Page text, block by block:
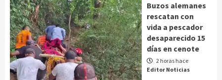
Buzos alemanes
rescatan con
vida a pescador
desaparecido 15
días en cenote
2 horas hace
Editor Noticias